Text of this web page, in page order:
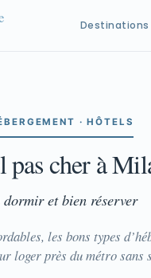
Destinations
· HÔTELS
pas cher à
dormir et bien réserver
les bons types
loger près du métro sans